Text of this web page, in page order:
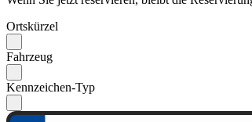
Ortskürzel
Fahrzeug
Kennzeichen-Typ